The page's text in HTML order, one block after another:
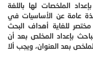
الملخصات لها باللغة
عامة عن الأساسيات في
للغاية أهداف البحث
بإعداد المخلص بعد أن
بعد العنوان، ويجب ألا